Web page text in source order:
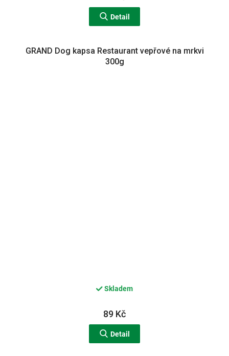
Detail
GRAND Dog kapsa Restaurant vepřové na mrkvi
300g
Skladem
89 Kč
Detail